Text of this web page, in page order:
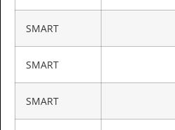
SMART
SMART
SMART